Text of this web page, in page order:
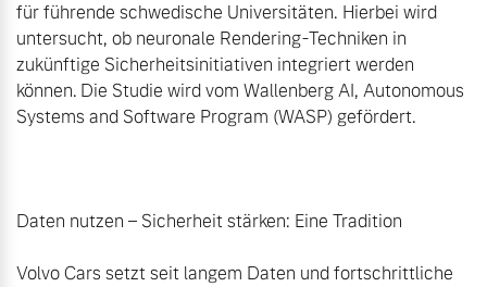
für führende schwedische Universitäten. Hierbei wird
untersucht, ob neuronale Rendering-Techniken in
zukünftige Sicherheitsinitiativen integriert werden
können. Die Studie wird vom Wallenberg AI, Autonomous
Systems and Software Program (WASP) gefördert.
Daten nutzen – Sicherheit stärken: Eine Tradition
Volvo Cars setzt seit langem Daten und fortschrittliche